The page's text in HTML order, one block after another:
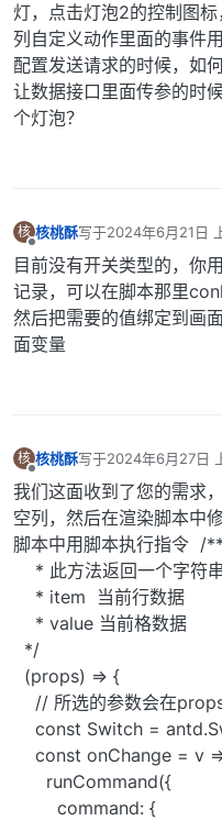
灯，点击灯泡2的控制图标
列自定义动作里面的事件
配置发送请求的时候，如
让数据接口里面传参的时
个灯泡？
核 核桃酥写于2024年6月21日
最后由 编辑
目前没有开关类型的，你
记录，可以在脚本那里
然后把需要的值绑定到画
面变量
核 核桃酥写于2024年6月27日
最后由 编辑
我们这面收到了您的需求
空列，然后在渲染脚本中
脚本中用脚本执行指令 /**
* 此方法返回一个字符串
* item 当前行数据
* value 当前格数据
*/
(props) => {
// 所选的参数会在
const Switch =
const onChange = v
runCommand({
command: {